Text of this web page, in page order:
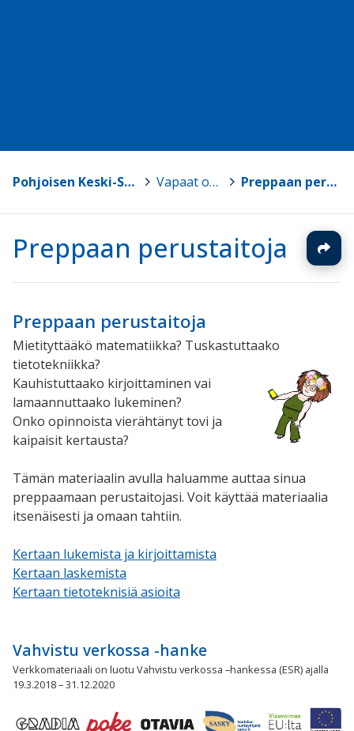
Pohjoisen Keski-Suomen ammattiopisto > Vapaat oppimateriaalit > Preppaan perustaitoja
Preppaan perustaitoja
Preppaan perustaitoja
Mietityttääkö matematiikka? Tuskastuttaako
tietotekniikka?
Kauhistuttaako kirjoittaminen vai
lamaannuttaako lukeminen?
Onko opinnoista vierähtänyt tovi ja
kaipaisit kertausta?
Tämän materiaalin avulla haluamme auttaa sinua
preppaamaan perustaitojasi. Voit käyttää materiaalia
itsenäisesti ja omaan tahtiin.
Kertaan lukemista ja kirjoittamista
Kertaan laskemista
Kertaan tietoteknisiä asioita
Vahvistu verkossa -hanke
Verkkomateriaali on luotu Vahvistu verkossa –hankessa (ESR) ajalla
19.3.2018 – 31.12.2020